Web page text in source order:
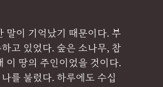
말이 기억났기 때문이다. 부
고 있었다. 숲은 소나무, 참
이 땅의 주인이었을 것이다.
를 불렀다. 하루에도 수십